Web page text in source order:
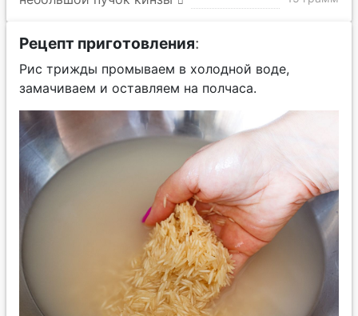
Рецепт приготовления:
Рис трижды промываем в холодной воде,
замачиваем и оставляем на полчаса.